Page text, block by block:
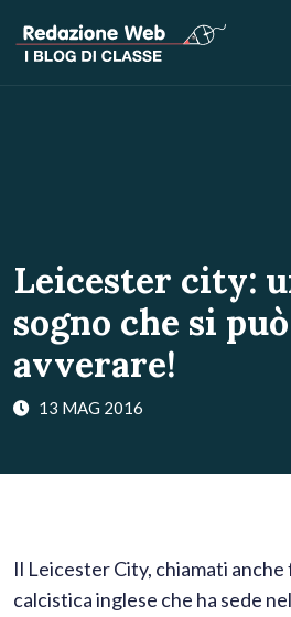
Leicester city:
sogno che si può
avverare!
13 MAG 2016
Il Leicester City, chiamati anche
calcistica inglese che ha sede